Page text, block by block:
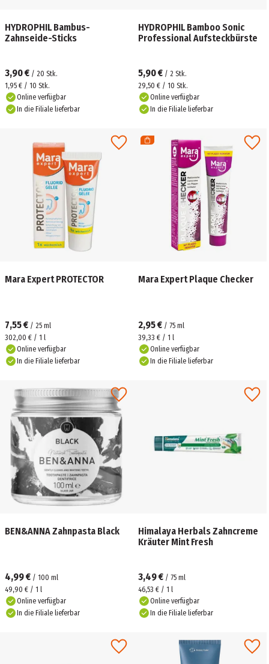
HYDROPHIL Bambus-
Zahnseide-Sticks
3,90 € / 20 Stk.
1,95 € / 10 Stk.
Online verfügbar
In die Filiale lieferbar
HYDROPHIL Bamboo Sonic
Professional Aufsteckbürste
5,90 € / 2 Stk.
29,50 € / 10 Stk.
Online verfügbar
In die Filiale lieferbar
Mara Expert PROTECTOR
7,55 € / 25 ml
302,00 € / 1 l
Online verfügbar
In die Filiale lieferbar
Mara Expert Plaque Checker
2,95 € / 75 ml
39,33 € / 1 l
Online verfügbar
In die Filiale lieferbar
BEN&ANNA Zahnpasta Black
4,99 € / 100 ml
49,90 € / 1 l
Online verfügbar
In die Filiale lieferbar
Himalaya Herbals Zahncreme
Kräuter Mint Fresh
3,49 € / 75 ml
46,53 € / 1 l
Online verfügbar
In die Filiale lieferbar